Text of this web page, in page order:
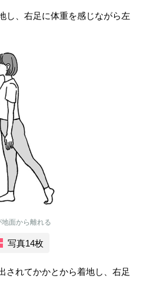
し、右足に体重を感じながら左
面から離れる
写真14枚
されてかかとから着地し、右足